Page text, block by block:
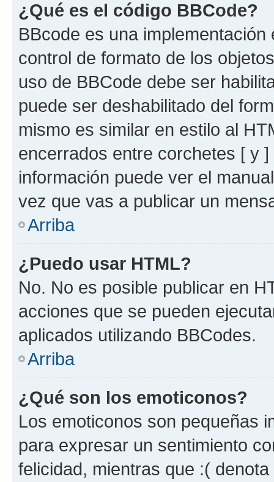
¿Qué es el código BBCode?
BBcode es una
control de formato de los
uso de BBCode debe ser
puede ser deshabilitado del
mismo es similar en estilo al
encerrados entre corchetes [ y
información puede ver el
vez que vas a publicar un
Arriba
¿Puedo usar HTML?
No. No es posible publicar en
acciones que se pueden
aplicados utilizando BBCodes.
Arriba
¿Qué son los emoticonos?
Los emoticonos son pequeñas
para expresar un sentimiento
felicidad, mientras que :(